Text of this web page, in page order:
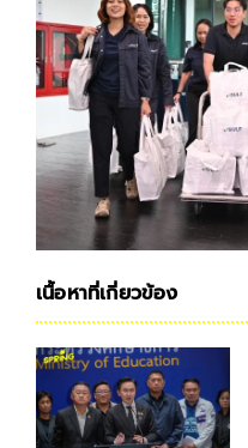
เนื้อหาที่เกี่ยวข้อง